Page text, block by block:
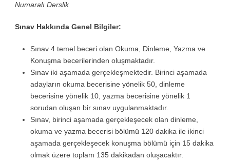
Numaralı Derslik
Sınav Hakkında Genel Bilgiler:
Sınav 4 temel beceri olan Okuma, Dinleme, Yazma ve
Konuşma becerilerinden oluşmaktadır.
Sınav iki aşamada gerçekleşmektedir. Birinci aşamada
adayların okuma becerisine yönelik 50, dinleme
becerisine yönelik 10, yazma becerisine yönelik 1
sorudan oluşan bir sınav uygulanmaktadır.
Sınav, birinci aşamada gerçekleşecek olan dinleme,
okuma ve yazma becerisi bölümü 120 dakika ile ikinci
aşamada gerçekleşecek konuşma bölümü için 15 dakika
olmak üzere toplam 135 dakikadan oluşacaktır.